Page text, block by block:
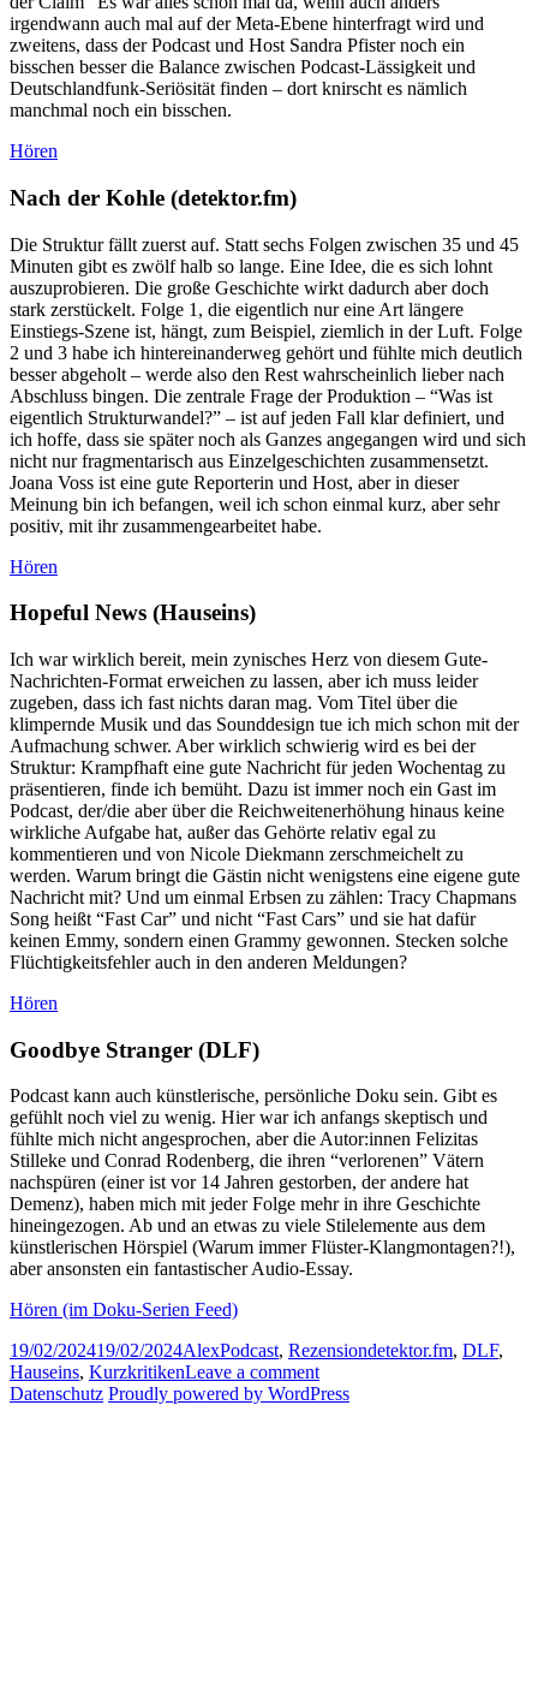
irgendwann auch mal auf der Meta-Ebene hinterfragt wird und
zweitens, dass der Podcast und Host Sandra Pfister noch ein
bisschen besser die Balance zwischen Podcast-Lässigkeit und
Deutschlandfunk-Seriösität finden – dort knirscht es nämlich
manchmal noch ein bisschen.
Hören
Nach der Kohle (detektor.fm)
Die Struktur fällt zuerst auf. Statt sechs Folgen zwischen 35 und 45
Minuten gibt es zwölf halb so lange. Eine Idee, die es sich lohnt
auszuprobieren. Die große Geschichte wirkt dadurch aber doch
stark zerstückelt. Folge 1, die eigentlich nur eine Art längere
Einstiegs-Szene ist, hängt, zum Beispiel, ziemlich in der Luft. Folge
2 und 3 habe ich hintereinanderweg gehört und fühlte mich deutlich
besser abgeholt – werde also den Rest wahrscheinlich lieber nach
Abschluss bingen. Die zentrale Frage der Produktion – “Was ist
eigentlich Strukturwandel?” – ist auf jeden Fall klar definiert, und
ich hoffe, dass sie später noch als Ganzes angegangen wird und sich
nicht nur fragmentarisch aus Einzelgeschichten zusammensetzt.
Joana Voss ist eine gute Reporterin und Host, aber in dieser
Meinung bin ich befangen, weil ich schon einmal kurz, aber sehr
positiv, mit ihr zusammengearbeitet habe.
Hören
Hopeful News (Hauseins)
Ich war wirklich bereit, mein zynisches Herz von diesem Gute-
Nachrichten-Format erweichen zu lassen, aber ich muss leider
zugeben, dass ich fast nichts daran mag. Vom Titel über die
klimpernde Musik und das Sounddesign tue ich mich schon mit der
Aufmachung schwer. Aber wirklich schwierig wird es bei der
Struktur: Krampfhaft eine gute Nachricht für jeden Wochentag zu
präsentieren, finde ich bemüht. Dazu ist immer noch ein Gast im
Podcast, der/die aber über die Reichweitenerhöhung hinaus keine
wirkliche Aufgabe hat, außer das Gehörte relativ egal zu
kommentieren und von Nicole Diekmann zerschmeichelt zu
werden. Warum bringt die Gästin nicht wenigstens eine eigene gute
Nachricht mit? Und um einmal Erbsen zu zählen: Tracy Chapmans
Song heißt “Fast Car” und nicht “Fast Cars” und sie hat dafür
keinen Emmy, sondern einen Grammy gewonnen. Stecken solche
Flüchtigkeitsfehler auch in den anderen Meldungen?
Hören
Goodbye Stranger (DLF)
Podcast kann auch künstlerische, persönliche Doku sein. Gibt es
gefühlt noch viel zu wenig. Hier war ich anfangs skeptisch und
fühlte mich nicht angesprochen, aber die Autor:innen Felizitas
Stilleke und Conrad Rodenberg, die ihren “verlorenen” Vätern
nachspüren (einer ist vor 14 Jahren gestorben, der andere hat
Demenz), haben mich mit jeder Folge mehr in ihre Geschichte
hineingezogen. Ab und an etwas zu viele Stilelemente aus dem
künstlerischen Hörspiel (Warum immer Flüster-Klangmontagen?!),
aber ansonsten ein fantastischer Audio-Essay.
Hören (im Doku-Serien Feed)
Posted
on
19/02/202419/02/2024Author
AlexCategories
Podcast, RezensionTags
detektor.fm, DLF,
Hauseins, KurzkritikenLeave a commenton
Crashkurs,
Datenschutz Proudly powered by WordPress